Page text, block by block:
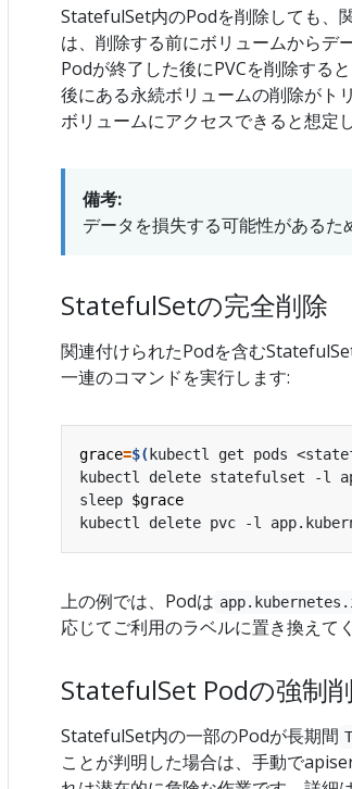
StatefulSet内のPodを削除しても、
は、削除する前にボリュームからデ
Podが終了した後にPVCを削除する
後にある永続ボリュームの削除がト
ボリュームにアクセスできると想定
備考:
データを損失する可能性があるた
StatefulSetの完全削除
関連付けられたPodを含む
一連のコマンドを実行します:
grace=$( kubectl get pods
kubectl delete statefulset -l
sleep $grace
kubectl delete pvc -l
上の例では、Podは
応じてご利用のラベルに置き換えて
StatefulSet Podの強制
StatefulSet内の一部のPodが長期間
ことが判明した場合は、手動で